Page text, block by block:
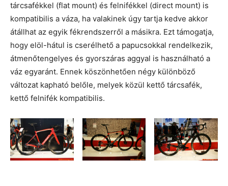
tárcsafékkel (flat mount) és felnifékkel (direct mount) is
kompatibilis a váza, ha valakinek úgy tartja kedve akkor
átállhat az egyik fékrendszerről a másikra. Ezt támogatja,
hogy elöl-hátul is cserélhető a papucsokkal rendelkezik,
átmenőtengelyes és gyorszáras aggyal is használható a
váz egyaránt. Ennek köszönhetően négy különböző
változat kapható belőle, melyek közül kettő tárcsafék,
kettő felnifék kompatibilis.